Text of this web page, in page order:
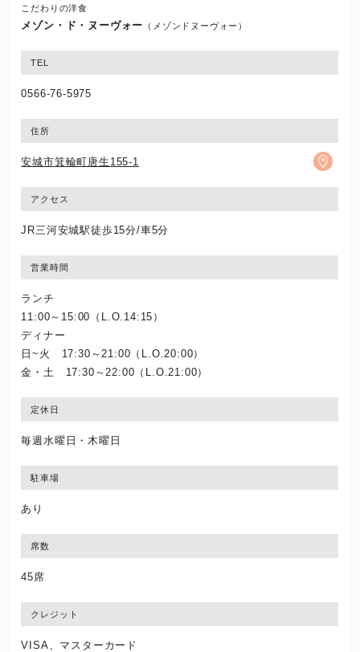
こだわりの洋食
メゾン・ド・ヌーヴォー （メゾンドヌーヴォー）
TEL
0566-76-5975
住所
安城市箕輪町唐生155-1
アクセス
JR三河安城駅徒歩15分/車5分
営業時間
ランチ
11:00～15:00（L.O.14:15）
ディナー
日~火 17:30～21:00（L.O.20:00）
金・土 17:30～22:00（L.O.21:00）
定休日
毎週水曜日・木曜日
駐車場
あり
席数
45席
クレジット
VISA、マスターカード